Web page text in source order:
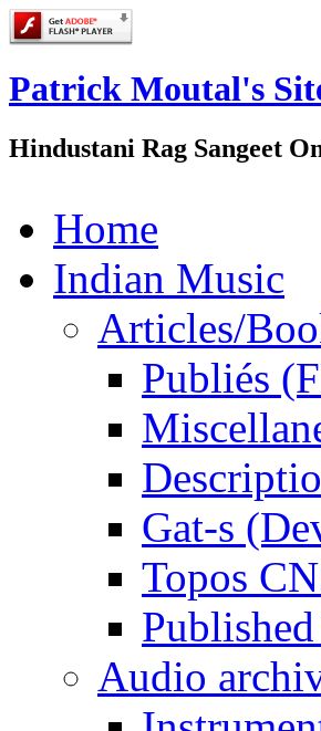
Patrick Moutal's
Hindustani Rag Sangeet
Home
Indian Music
Articles/
Publiés
Gat-s
Topos
Audio